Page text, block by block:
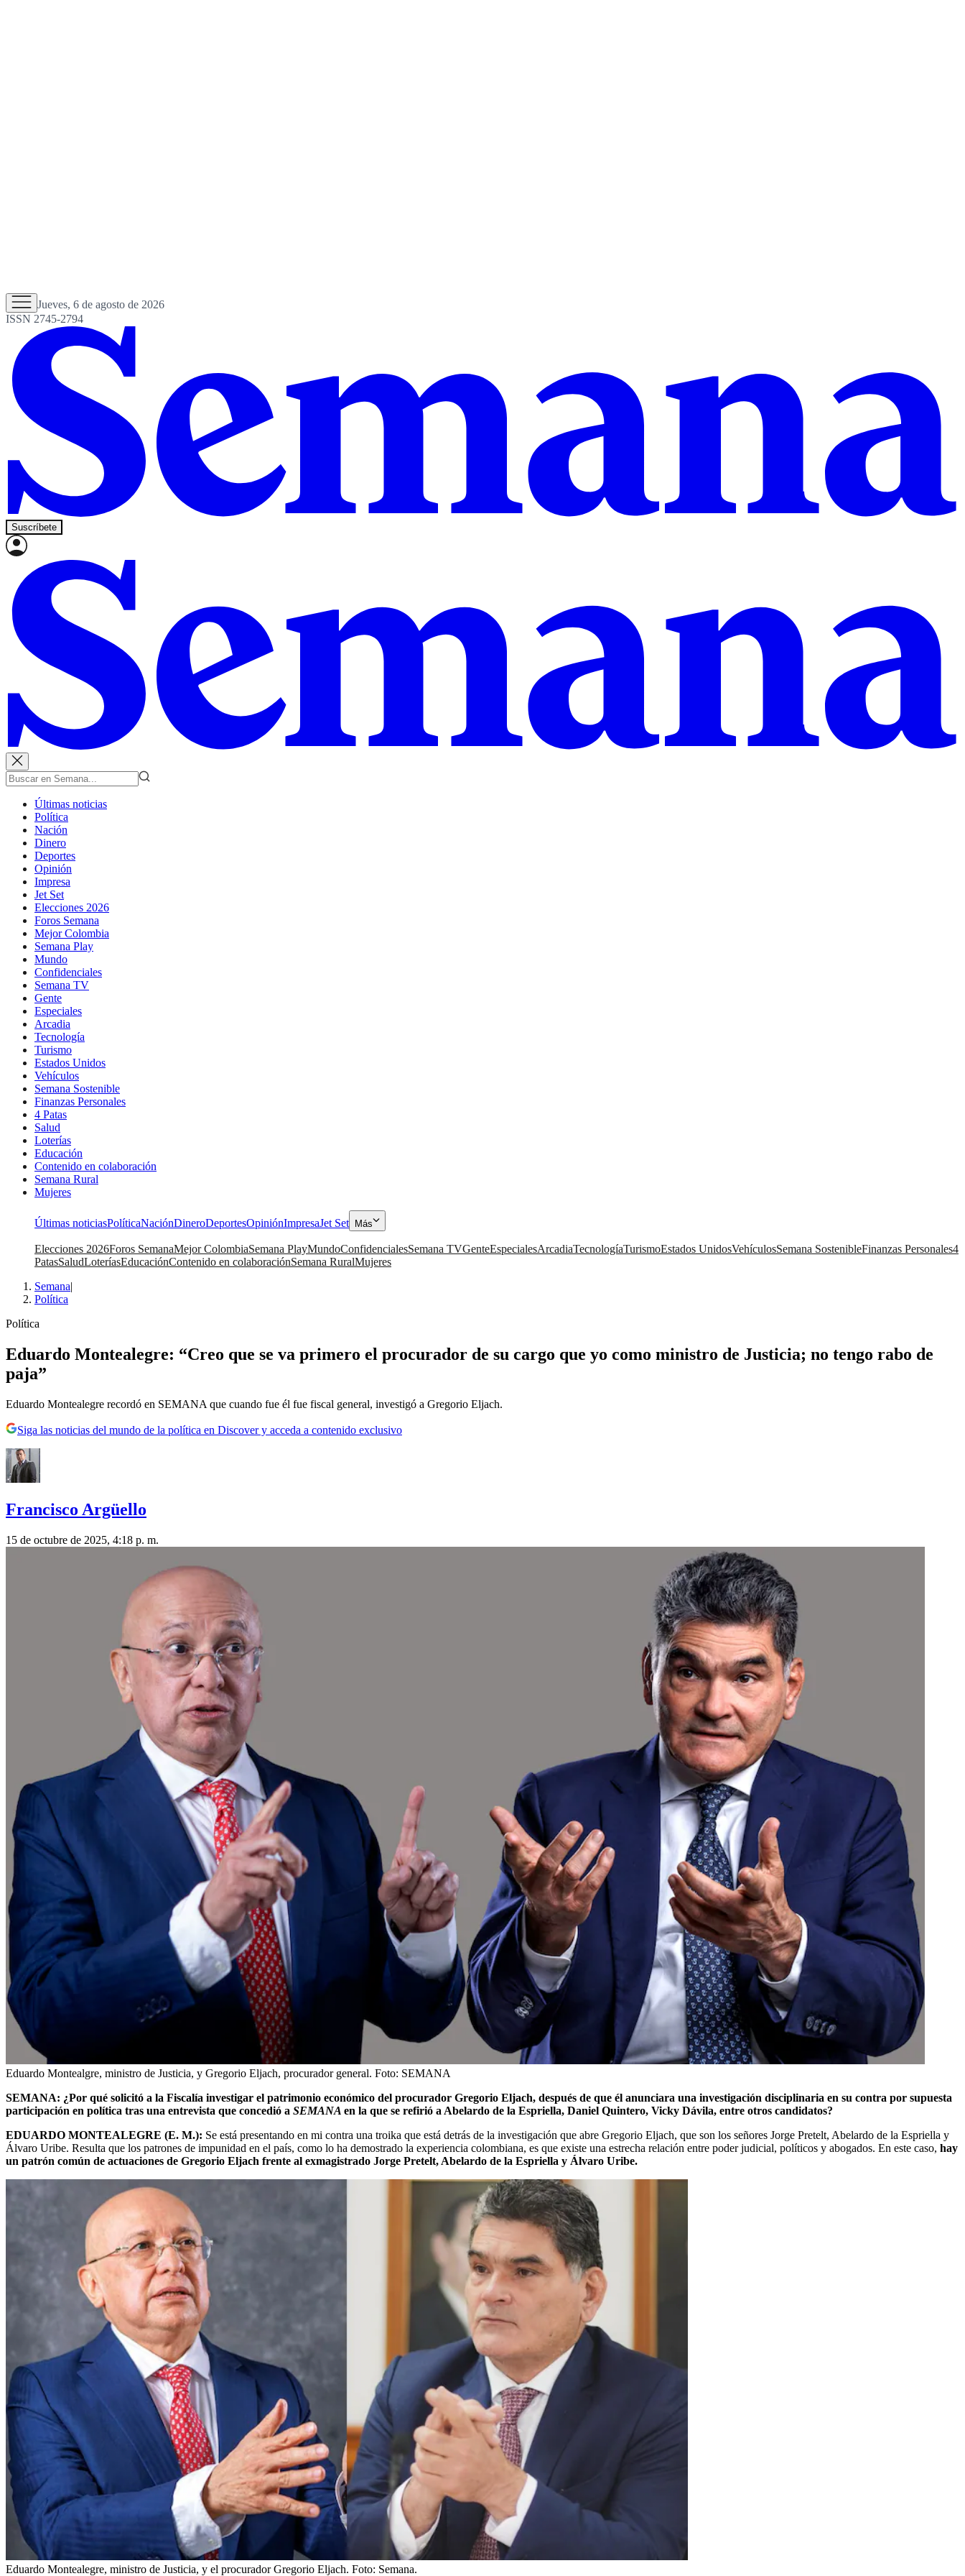
Jueves, 6 de agosto de 2026
ISSN 2745-2794
Suscríbete
Últimas noticias
Política
Nación
Dinero
Deportes
Opinión
Impresa
Jet Set
Elecciones 2026
Foros Semana
Mejor Colombia
Semana Play
Mundo
Confidenciales
Semana TV
Gente
Especiales
Arcadia
Tecnología
Turismo
Estados Unidos
Vehículos
Semana Sostenible
Finanzas Personales
4 Patas
Salud
Loterías
Educación
Contenido en colaboración
Semana Rural
Mujeres
Últimas noticiasPolíticaNaciónDineroDeportesOpiniónImpresaJet Set Más
Elecciones 2026Foros SemanaMejor ColombiaSemana PlayMundoConfidencialesSemana TVGenteEspecialesArcadiaTecnologíaTurismoEstados UnidosVehículosSemana SostenibleFinanzas Personales4
PatasSaludLoteríasEducaciónContenido en colaboraciónSemana RuralMujeres
Semana|
Política
Política
Eduardo Montealegre: “Creo que se va primero el procurador de su cargo que yo como ministro de Justicia; no tengo rabo de
paja”
Eduardo Montealegre recordó en SEMANA que cuando fue él fue fiscal general, investigó a Gregorio Eljach.
Siga las noticias del mundo de la política en Discover y acceda a contenido exclusivo
Francisco Argüello
15 de octubre de 2025, 4:18 p. m.
Eduardo Montealgre, ministro de Justicia, y Gregorio Eljach, procurador general. Foto: SEMANA
SEMANA: ¿Por qué solicitó a la Fiscalía investigar el patrimonio económico del procurador Gregorio Eljach, después de que él anunciara una investigación disciplinaria en su contra por supuesta
participación en política tras una entrevista que concedió a SEMANA en la que se refirió a Abelardo de la Espriella, Daniel Quintero, Vicky Dávila, entre otros candidatos?
EDUARDO MONTEALEGRE (E. M.): Se está presentando en mi contra una troika que está detrás de la investigación que abre Gregorio Eljach, que son los señores Jorge Pretelt, Abelardo de la Espriella y
Álvaro Uribe. Resulta que los patrones de impunidad en el país, como lo ha demostrado la experiencia colombiana, es que existe una estrecha relación entre poder judicial, políticos y abogados. En este caso, hay
un patrón común de actuaciones de Gregorio Eljach frente al exmagistrado Jorge Pretelt, Abelardo de la Espriella y Álvaro Uribe.
Eduardo Montealegre, ministro de Justicia, y el procurador Gregorio Eljach. Foto: Semana.